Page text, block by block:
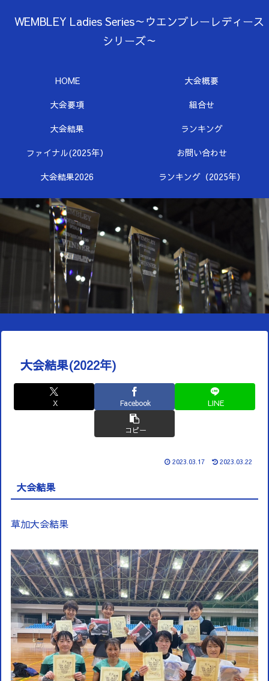
WEMBLEY Ladies Series～ウエンブレーレディース
シリーズ～
HOME
大会概要
大会要項
組合せ
大会結果
ランキング
ファイナル(2025年）
お問い合わせ
大会結果2026
ランキング（2025年）
大会結果(2022年)
X Facebook LINE
コピー
2023.03.17 2023.03.22
大会結果
草加大会結果